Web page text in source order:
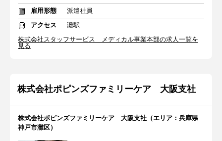
雇用形態
派遣社員
アクセス
灘駅
株式会社スタッフサービス メディカル事業本部の求人一覧を
見る
株式会社ポピンズファミリーケア 大阪支社
株式会社ポピンズファミリーケア 大阪支社（エリア：兵庫県
神戸市灘区）